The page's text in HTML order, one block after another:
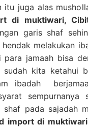
itu juga alas
di muktiwari,
garis shaf
hendak melakukan
jamaah bisa
sudah kita ketahui
ibadah
shaf pada sajadah
import di